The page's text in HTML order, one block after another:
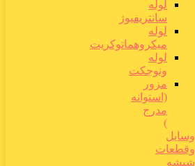
لوله
سانتریفیوژ
لوله
میکروهماتوکریت
لوله
ونوجکت
مزور
(استوانه
مدرج
)
وسایل
وقطعات
شیشه